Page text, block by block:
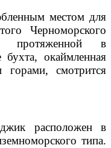
местом для
Черноморского
протяженной в
окаймленная
горами, смотрится
расположен в
типа.